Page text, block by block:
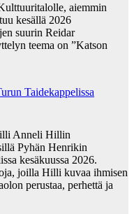
aiemmin
kesällä 2026
suurin Reidar
teema on ”Katson
Taidekappelissa
Anneli Hillin
Pyhän Henrikin
kesäkuussa 2026.
joilla Hilli kuvaa ihmisen
perustaa, perhettä ja